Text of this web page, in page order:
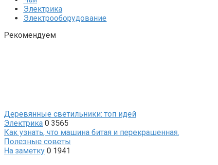
Электрика
Электрооборудование
Рекомендуем
Деревянные светильники: топ идей
Электрика 0 3565
Как узнать, что машина битая и перекрашенная.
Полезные советы
На заметку 0 1941